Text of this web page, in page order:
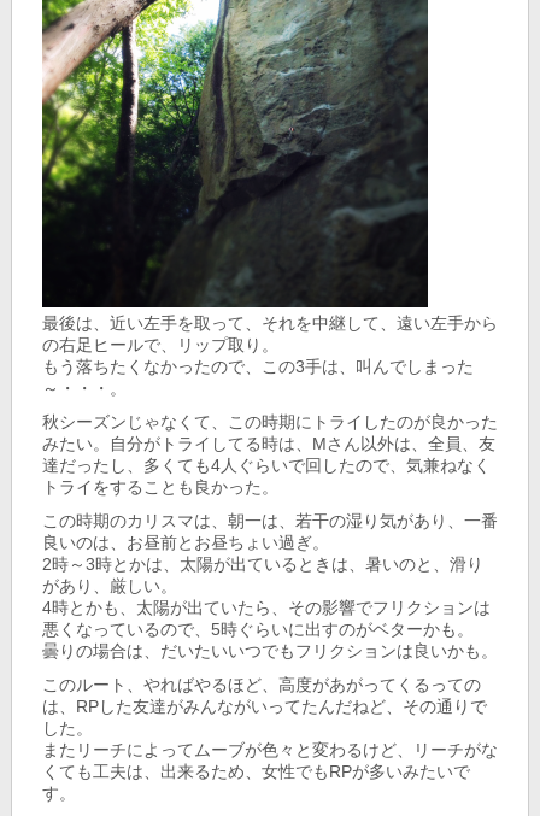
最後は、近い左手を取って、それを中継して、遠い左手から
の右足ヒールで、リップ取り。
もう落ちたくなかったので、この3手は、叫んでしまった
～・・・。
秋シーズンじゃなくて、この時期にトライしたのが良かった
みたい。自分がトライしてる時は、Mさん以外は、全員、友
達だったし、多くても4人ぐらいで回したので、気兼ねなく
トライをすることも良かった。
この時期のカリスマは、朝一は、若干の湿り気があり、一番
良いのは、お昼前とお昼ちょい過ぎ。
2時～3時とかは、太陽が出ているときは、暑いのと、滑り
があり、厳しい。
4時とかも、太陽が出ていたら、その影響でフリクションは
悪くなっているので、5時ぐらいに出すのがベターかも。
曇りの場合は、だいたいいつでもフリクションは良いかも。
このルート、やればやるほど、高度があがってくるっての
は、RPした友達がみんながいってたんだねど、その通りで
した。
またリーチによってムーブが色々と変わるけど、リーチがな
くても工夫は、出来るため、女性でもRPが多いみたいで
す。